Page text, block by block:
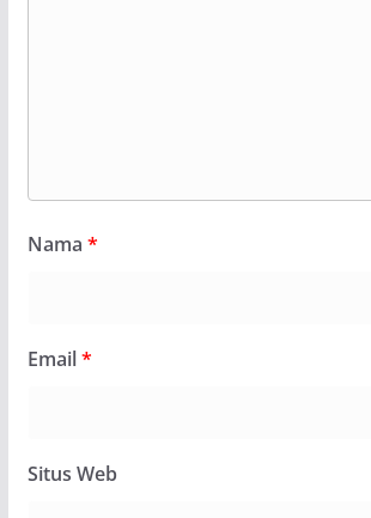
Nama *
Email*
Situs Web